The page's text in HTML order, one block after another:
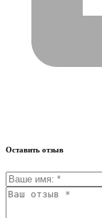
Оставить отзыв